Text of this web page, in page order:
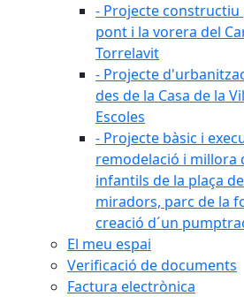
- Projecte
pont i la vorera del
Torrelavit
- Projecte
des de la Casa de la
Escoles
- Projecte bàsic i
remodelació i millora
infantils de la plaça
miradors, parc de la
creació d´un
El meu espai
Verificació de documents
Factura electrònica